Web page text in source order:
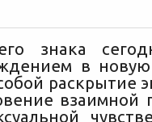
знака
в
раскрытие
взаимной